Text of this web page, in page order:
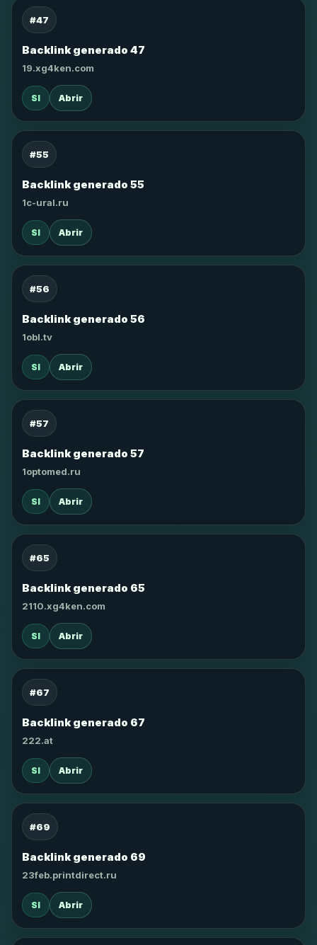
#47
Backlink generado 47
19.xg4ken.com
SI Abrir
#55
Backlink generado 55
1c-ural.ru
SI Abrir
#56
Backlink generado 56
1obl.tv
SI Abrir
#57
Backlink generado 57
1optomed.ru
SI Abrir
#65
Backlink generado 65
2110.xg4ken.com
SI Abrir
#67
Backlink generado 67
222.at
SI Abrir
#69
Backlink generado 69
23feb.printdirect.ru
SI Abrir